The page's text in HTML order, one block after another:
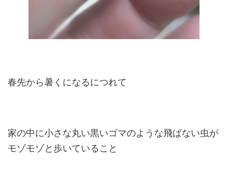
春先から暑くになるにつれて
家の中に小さな丸い黒いゴマのような飛ばない虫が
モゾモゾと歩いていること